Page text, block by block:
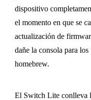
dispositivo
el momento en que se
actualización de
dañe la consola para
homebrew.
El Switch Lite conlleva